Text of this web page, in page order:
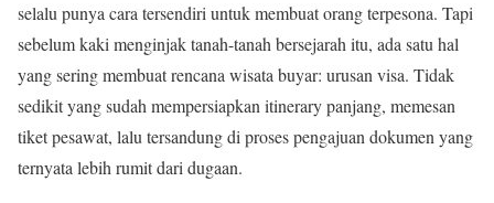
selalu punya cara tersendiri untuk membuat orang terpesona. Tapi
sebelum kaki menginjak tanah-tanah bersejarah itu, ada satu hal
yang sering membuat rencana wisata buyar: urusan visa. Tidak
sedikit yang sudah mempersiapkan itinerary panjang, memesan
tiket pesawat, lalu tersandung di proses pengajuan dokumen yang
ternyata lebih rumit dari dugaan.